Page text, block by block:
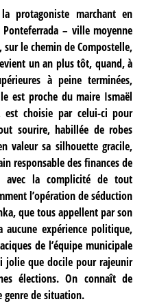
protagoniste marchant en
– ville moyenne
le chemin de Compostelle,
un an plus tôt, quand, à
à peine terminées,
est proche du maire Ismaël
est choisie par celui-ci pour
sourire, habillée de robes
valeur sa silhouette gracile,
responsable des finances de
la complicité de tout
l’opération de séduction
que tous appellent par son
expérience politique,
de l’équipe municipale
jolie que docile pour rajeunir
élections. On connaît de
genre de situation.